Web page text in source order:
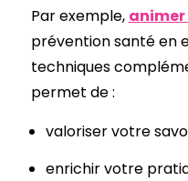
Par exemple,
prévention santé en
techniques
permet de :
valoriser votre
enrichir votre